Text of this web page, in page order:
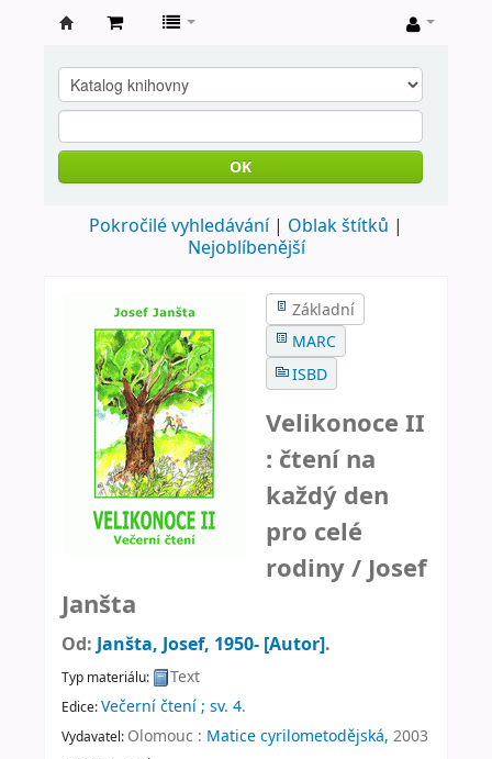
knihovna
Nové
Město
Metují
OK
Pokročilé vyhledávání
Oblak štítků
Nejoblíbenější
Základní
MARC
ISBD
Velikonoce II
: čtení na
každý den
pro celé
rodiny / Josef
Janšta
Od: Janšta, Josef, 1950- [Autor].
Typ materiálu: Text
Edice:Večerní čtení ; sv. 4.
Vydavatel: Olomouc : Matice cyrilometodějská, 2003